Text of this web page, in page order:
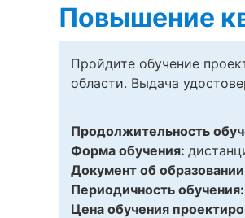
Повышение
Пройдите обучение
области. Выдача
Продолжительность
Форма обучения:
Документ об
Периодичность обучения:
Цена обучения